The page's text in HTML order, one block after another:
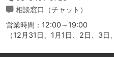
相談窓口（チャット）
営業時間：12:00～19:00
（12月31日、1月1日、2日、3日